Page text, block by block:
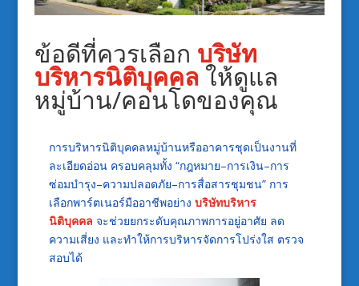
ข้อดีที่ควรเลือก บริษัท
บริหารนิติบุคคลให้ดูแล
หมู่บ้าน/คอนโดของคุณ
การบริหารนิติบุคคลหมู่บ้านหรืออาคารชุดเป็นงานที่
ละเอียดอ่อน ครอบคลุมทั้ง “กฎหมาย–การเงิน–การ
ซ่อมบำรุง–ความปลอดภัย–การสื่อสารชุมชน” การ
เลือกพาร์ตเนอร์มืออาชีพอย่าง บริษัทบริหาร
นิติบุคคล จะช่วยยกระดับคุณภาพการอยู่อาศัย ลด
ความเสี่ยง และทำให้การบริหารจัดการโปร่งใส ตรวจ
สอบได้